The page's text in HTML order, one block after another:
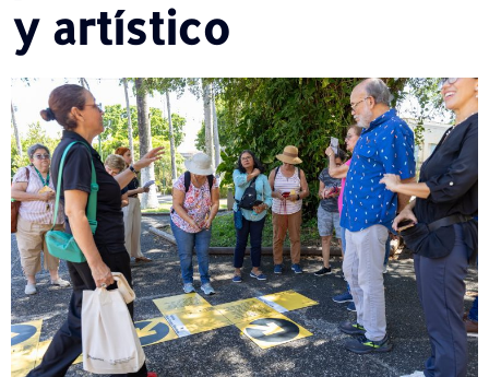
y artístico